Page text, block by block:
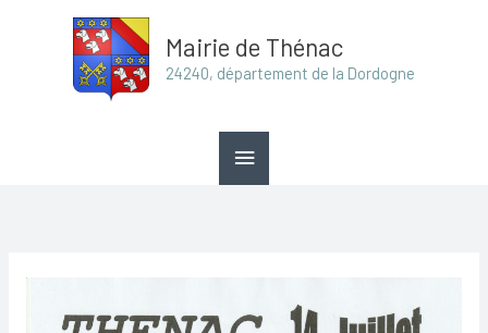
Mairie de Thénac
24240, département de la Dordogne
principal